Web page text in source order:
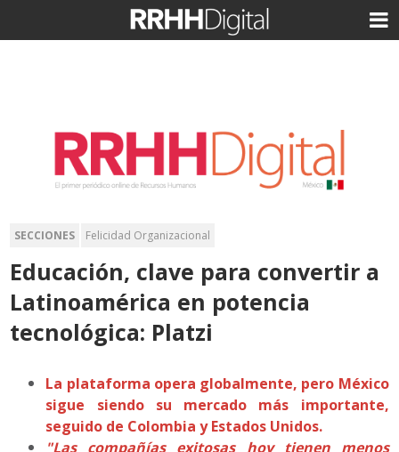
SECCIONES Felicidad Organizacional
Educación, clave para convertir a
Latinoamérica en potencia
tecnológica: Platzi
La plataforma opera globalmente, pero México
sigue siendo su mercado más importante,
seguido de Colombia y Estados Unidos.
"Las compañías exitosas hoy tienen menos